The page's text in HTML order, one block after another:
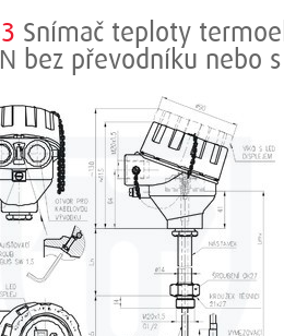
Snímač teploty
bez převodníku nebo